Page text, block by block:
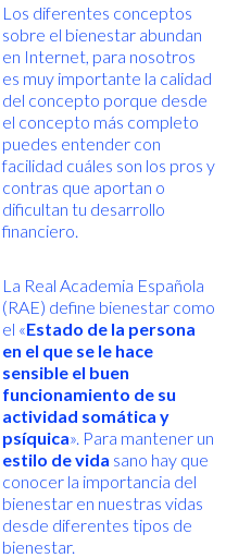
Los diferentes conceptos
sobre el bienestar abundan
en Internet, para nosotros
es muy importante la calidad
del concepto porque desde
el concepto más completo
puedes entender con
facilidad cuáles son los pros y
contras que aportan o
dificultan tu desarrollo
financiero.
La Real Academia Española
(RAE) define bienestar como
el «Estado de la persona
en el que se le hace
sensible el buen
funcionamiento de su
actividad somática y
psíquica». Para mantener un
estilo de vida sano hay que
conocer la importancia del
bienestar en nuestras vidas
desde diferentes tipos de
bienestar.